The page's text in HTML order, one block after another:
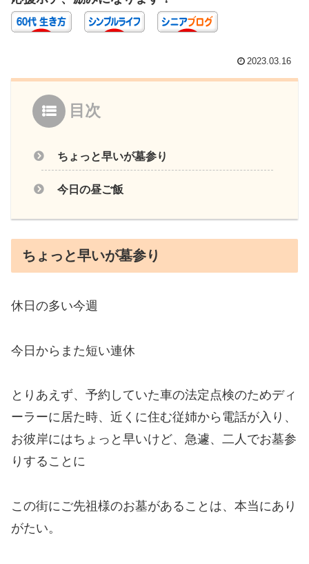
2023.03.16
目次
ちょっと早いが墓参り
今日の昼ご飯
ちょっと早いが墓参り
休日の多い今週
今日からまた短い連休
とりあえず、予約していた車の法定点検のためディ
ーラーに居た時、近くに住む従姉から電話が入り、
お彼岸にはちょっと早いけど、急遽、二人でお墓参
りすることに
この街にご先祖様のお墓があることは、本当にあり
がたい。